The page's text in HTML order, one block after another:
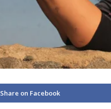
Share on Facebook